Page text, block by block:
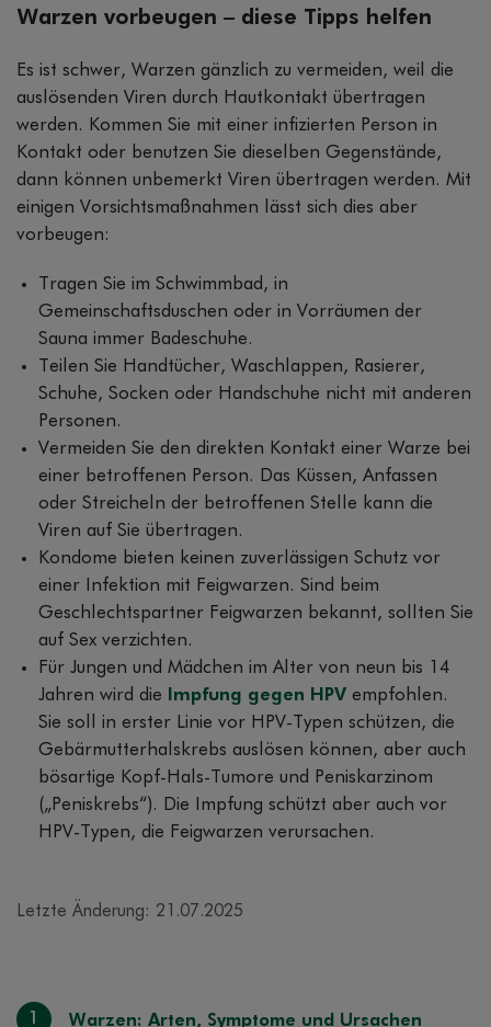
Warzen vorbeugen – diese Tipps helfen
Es ist schwer, Warzen gänzlich zu vermeiden, weil die
auslösenden Viren durch Hautkontakt übertragen
werden. Kommen Sie mit einer infizierten Person in
Kontakt oder benutzen Sie dieselben Gegenstände,
dann können unbemerkt Viren übertragen werden. Mit
einigen Vorsichtsmaßnahmen lässt sich dies aber
vorbeugen:
Tragen Sie im Schwimmbad, in
Gemeinschaftsduschen oder in Vorräumen der
Sauna immer Badeschuhe.
Teilen Sie Handtücher, Waschlappen, Rasierer,
Schuhe, Socken oder Handschuhe nicht mit anderen
Personen.
Vermeiden Sie den direkten Kontakt einer Warze bei
einer betroffenen Person. Das Küssen, Anfassen
oder Streicheln der betroffenen Stelle kann die
Viren auf Sie übertragen.
Kondome bieten keinen zuverlässigen Schutz vor
einer Infektion mit Feigwarzen. Sind beim
Geschlechtspartner Feigwarzen bekannt, sollten Sie
auf Sex verzichten.
Für Jungen und Mädchen im Alter von neun bis 14
Jahren wird die
Impfung gegen HPV empfohlen.
Sie soll in erster Linie vor HPV-Typen schützen, die
Gebärmutterhalskrebs auslösen können, aber auch
bösartige Kopf-Hals-Tumore und Peniskarzinom
(„Peniskrebs“). Die Impfung schützt aber auch vor
HPV-Typen, die Feigwarzen verursachen.
Letzte Änderung: 21.07.2025
1 Warzen: Arten, Symptome und Ursachen